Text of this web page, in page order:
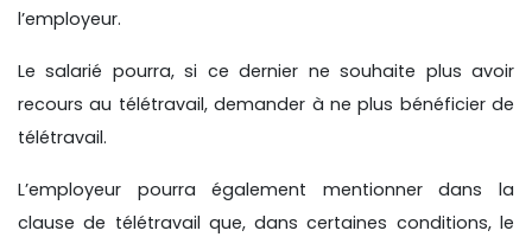
l’employeur.
Le salarié pourra, si ce dernier ne souhaite plus avoir
recours au télétravail, demander à ne plus bénéficier de
télétravail.
L’employeur pourra également mentionner dans la
clause de télétravail que, dans certaines conditions, le